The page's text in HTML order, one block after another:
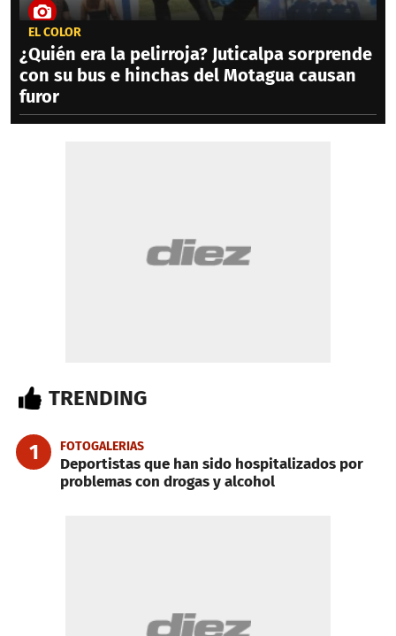
EL COLOR
¿Quién era la pelirroja? Juticalpa sorprende
con su bus e hinchas del Motagua causan
furor
TRENDING
1 FOTOGALERIAS
Deportistas que han sido hospitalizados por
problemas con drogas y alcohol